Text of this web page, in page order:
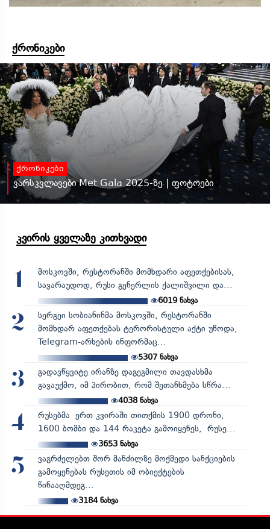
ქრონიკები
ქრონიკები
ვარსკვლავები Met Gala 2025-ზე | ფოტოები
კვირის ყველაზე კითხვადი
1
მოსკოვში, რესტორანში მომხდარი აფეთქებისას,
სავარაუდოდ, რუსი გენერლის ქალიშვილი და...
6019 ნახვა
2
სერგეი სობიანინმა მოსკოვში, რესტორანში
მომხდარ აფეთქებას ტერორისტული აქტი უწოდა,
Telegram-არხების ინფორმაც...
5307ნახვა
3
გადავწყვიტე ირანზე დაგეგმილი თავდასხმა
გავაუქმო, იმ პირობით, რომ შეთანხმება სწრა...
4038ნახვა
4
რუსებმა ერთ კვირაში თითქმის 1900 დრონი,
1600 ბომბი და 144 რაკეტა გამოიყენეს, რუსე...
3653ნახვა
5
ვაგრძელებთ შორ მანძილზე მოქმედი სანქციების
გამოყენებას რუსეთის იმ ობიექტების
წინააღმდეგ...
3184ნახვა